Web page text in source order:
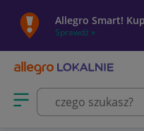
Allegro Smart!
Sprawdź »
Otwórz menu z kategoriami